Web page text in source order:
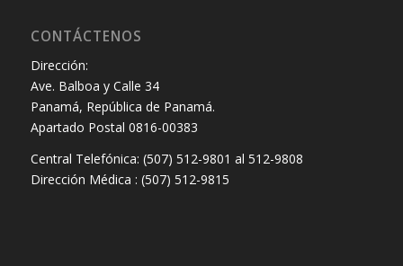
CONTÁCTENOS
Dirección:
Ave. Balboa y Calle 34
Panamá, República de Panamá.
Apartado Postal 0816-00383
Central Telefónica: (507) 512-9801 al 512-9808
Dirección Médica : (507) 512-9815